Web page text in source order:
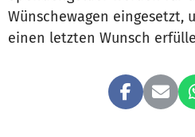
Wünschewagen eingesetzt,
einen letzten Wunsch